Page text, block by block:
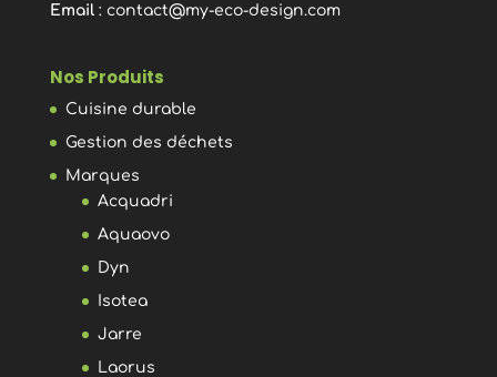
Email: contact@my-eco-design.com
Nos Produits
Cuisine durable
Gestion des déchets
Marques
Acquadri
Aquaovo
Dyn
Isotea
Jarre
Laorus